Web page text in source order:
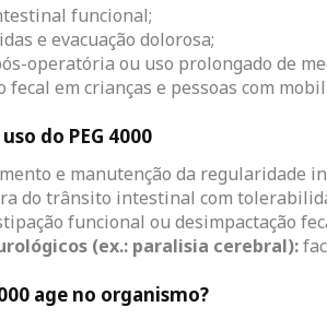
funcional;
e evacuação dolorosa;
operatória ou uso prolongado de
fecal em crianças e pessoas com
do PEG 4000
e manutenção da regularidade
do trânsito intestinal com
funcional ou desimpactação
(ex.: paralisia cerebral):
age no organismo?